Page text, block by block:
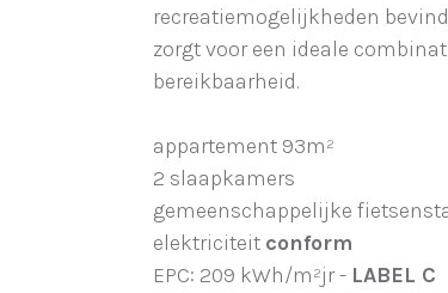
recreatiemogelijkheden
zorgt voor een ideale
bereikbaarheid.
appartement 93m²
2 slaapkamers
gemeenschappelijke
elektriciteit conform
EPC: 209 kWh/m²jr - LABEL C